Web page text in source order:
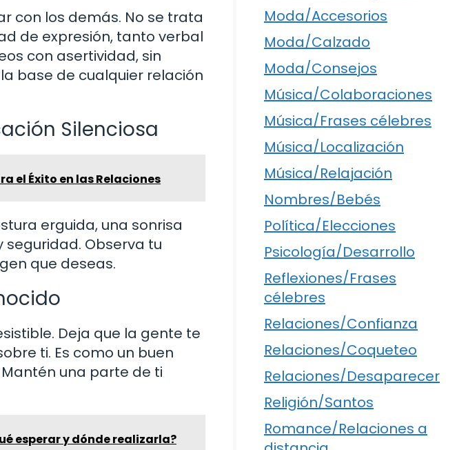
con los demás. No se trata
de expresión, tanto verbal
con asertividad, sin
base de cualquier relación
Silenciosa
el Éxito en las Relaciones
erguida, una sonrisa
Observa tu
que deseas.
Deja que la gente te
ti. Es como un buen
una parte de ti
esperar y dónde realizarla?
Moda/Accesorios
Moda/Calzado
Moda/Consejos
Música/Colaboraciones
Música/Frases célebres
Música/Localización
Música/Relajación
Nombres/Bebés
Política/Elecciones
Psicología/Desarrollo
Reflexiones/Frases
célebres
Relaciones/Confianza
Relaciones/Coqueteo
Relaciones/Desaparecer
Religión/Santos
Romance/Relaciones a